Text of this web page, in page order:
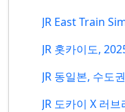
JR 동일본, 수도